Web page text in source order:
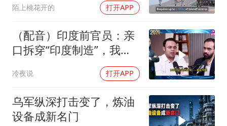
陌上桃花开的 打开APP
（配音）印度前官员：亲
口拆穿“印度制造”，我们
只有组装能力，算不上真
正的工业制造
冷夜说 打开APP
乌军纵深打击变了，炼油
设备成新名门